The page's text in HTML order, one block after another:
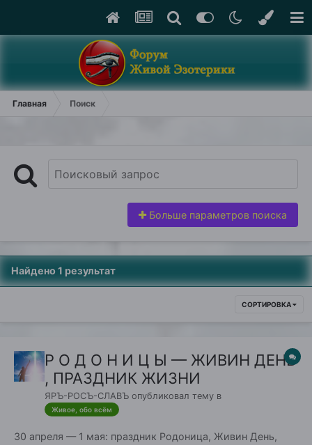
Главная Поиск
Больше параметров поиска
Найдено 1 результат
СОРТИРОВКА
Р О Д О Н И Ц Ы — ЖИВИН ДЕНЬ
, ПРАЗДНИК ЖИЗНИ
ЯРЪ-РОСЪ-СЛАВЪ опубликовал тему в
Живое, обо всём
30 апреля — 1 мая: праздник Родоница, Живин День,